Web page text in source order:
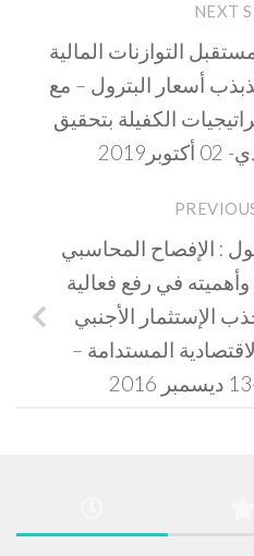
NEXT
التوازنات المالية
أسعار البترول – مع
الكفيلة بتحقيق
: الإفصاح المحاسبي
وأهميته في رفع فعالية
الإستثمار الأجنبي
المستدامة –